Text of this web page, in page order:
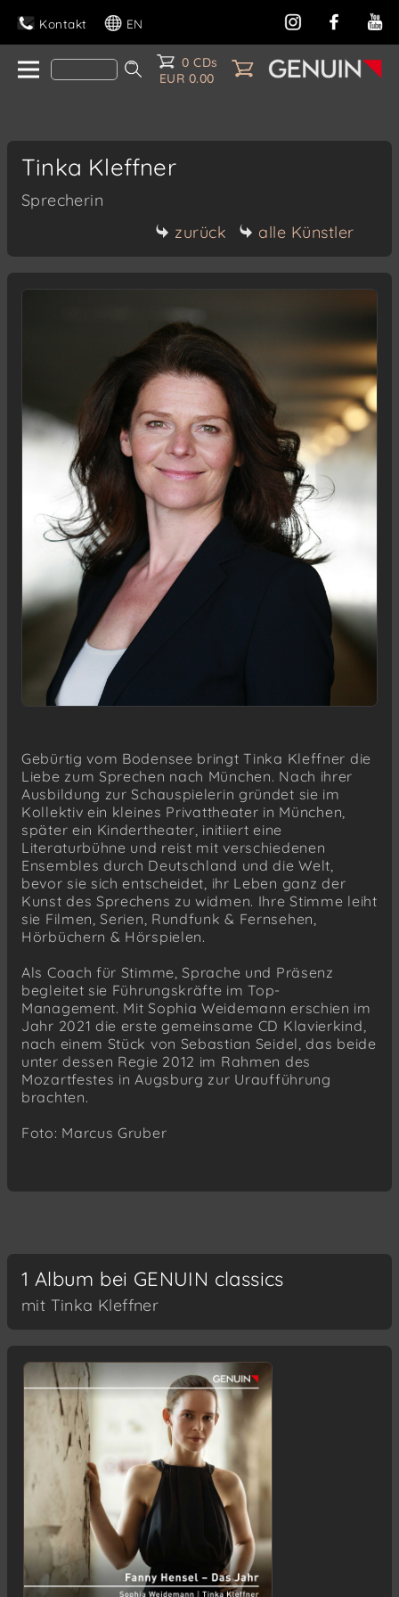
Kontakt EN
0 CDs
EUR 0.00
Tinka Kleffner
Sprecherin
zurück
alle Künstler
Gebürtig vom Bodensee bringt Tinka Kleffner die
Liebe zum Sprechen nach München. Nach ihrer
Ausbildung zur Schauspielerin gründet sie im
Kollektiv ein kleines Privattheater in München,
später ein Kindertheater, initiiert eine
Literaturbühne und reist mit verschiedenen
Ensembles durch Deutschland und die Welt,
bevor sie sich entscheidet, ihr Leben ganz der
Kunst des Sprechens zu widmen. Ihre Stimme leiht
sie Filmen, Serien, Rundfunk & Fernsehen,
Hörbüchern & Hörspielen.
Als Coach für Stimme, Sprache und Präsenz
begleitet sie Führungskräfte im Top-
Management. Mit Sophia Weidemann erschien im
Jahr 2021 die erste gemeinsame CD Klavierkind,
nach einem Stück von Sebastian Seidel, das beide
unter dessen Regie 2012 im Rahmen des
Mozartfestes in Augsburg zur Uraufführung
brachten.
Foto: Marcus Gruber
1 Album bei GENUIN classics
mit Tinka Kleffner